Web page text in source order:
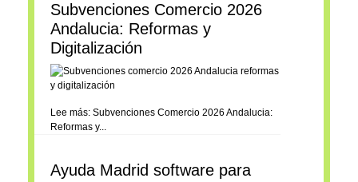
Subvenciones Comercio 2026
Andalucia: Reformas y
Digitalización
Lee más: Subvenciones Comercio 2026 Andalucia:
Reformas y...
Ayuda Madrid software para